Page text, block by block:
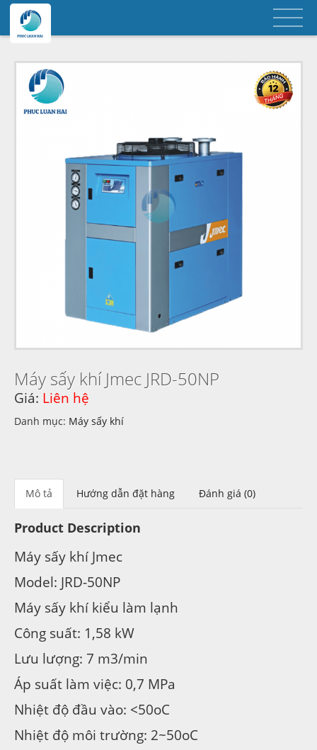
Máy sấy khí Jmec JRD-50NP
Giá: Liên hệ
Danh mục: Máy sấy khí
Mô tả Hướng dẫn đặt hàng Đánh giá (0)
Product Description
Máy sấy khí Jmec
Model: JRD-50NP
Máy sấy khí kiểu làm lạnh
Công suất: 1,58 kW
Lưu lượng: 7 m3/min
Áp suất làm việc: 0,7 MPa
Nhiệt độ đầu vào: <50oC
Nhiệt độ môi trường: 2~50oC